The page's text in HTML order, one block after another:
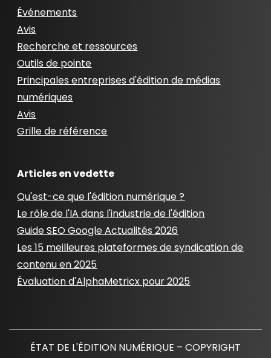
Événements
Avis
Recherche et ressources
Outils de pointe
Principales entreprises d'édition de médias
numériques
Avis
Grille de référence
Articles en vedette
Qu'est-ce que l'édition numérique ?
Le rôle de l'IA dans l'industrie de l'édition
Guide SEO Google Actualités 2026
Les 15 meilleures plateformes de syndication de
contenu en 2025
Évaluation d'AlphaMetricx pour 2025
ÉTAT DE L'ÉDITION NUMÉRIQUE – COPYRIGHT